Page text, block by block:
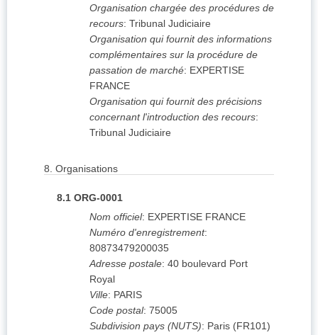
Organisation chargée des procédures de
recours: Tribunal Judiciaire
Organisation qui fournit des informations
complémentaires sur la procédure de
passation de marché: EXPERTISE
FRANCE
Organisation qui fournit des précisions
concernant l'introduction des recours:
Tribunal Judiciaire
8. Organisations
8.1 ORG-0001
Nom officiel: EXPERTISE FRANCE
Numéro d'enregistrement:
80873479200035
Adresse postale: 40 boulevard Port
Royal
Ville: PARIS
Code postal: 75005
Subdivision pays (NUTS): Paris (FR101)